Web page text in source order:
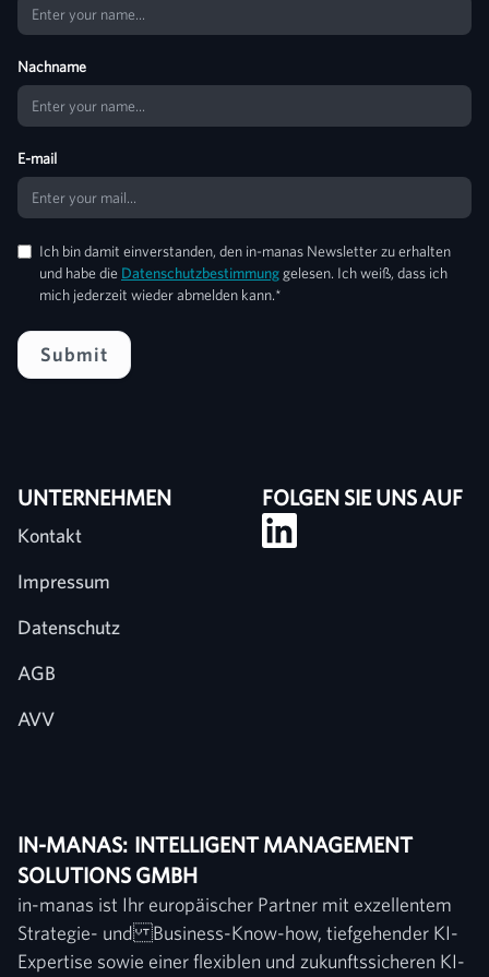
IN-MANAS: INTELLIGENT MANAGEMENT
SOLUTIONS GMBH
in-manas ist Ihr europäischer Partner mit exzellentem
Strategie- und Business-Know-how, tiefgehender KI-
Expertise sowie einer flexiblen und zukunftssicheren KI-
UNTERNEHMEN
Kontakt
Impressum
Datenschutz
AGB
AVV
FOLGEN SIE UNS AUF
Nachname
E-mail
Ich bin damit einverstanden, den in-manas Newsletter zu erhalten
und habe die Datenschutzbestimmunggelesen. Ich weiß, dass ich
mich jederzeit wieder abmelden kann.*